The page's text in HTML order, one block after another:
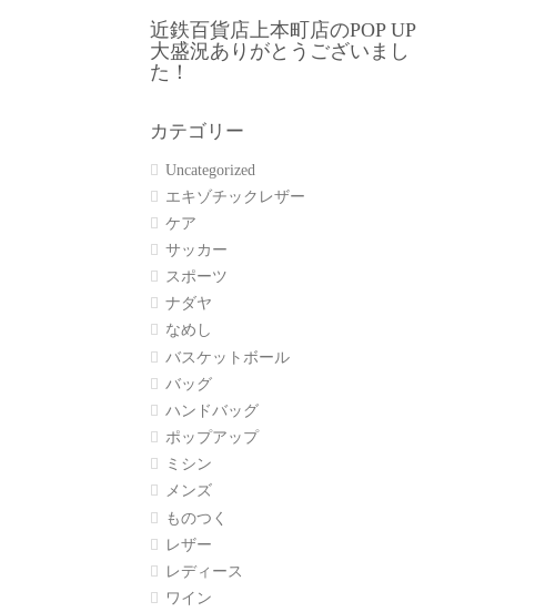
近鉄百貨店上本町店のPOP UP
大盛況ありがとうございまし
た！
カテゴリー
Uncategorized
エキゾチックレザー
ケア
サッカー
スポーツ
ナダヤ
なめし
バスケットボール
バッグ
ハンドバッグ
ポップアップ
ミシン
メンズ
ものつく
レザー
レディース
ワイン